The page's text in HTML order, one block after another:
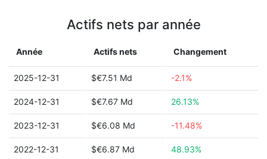
Actifs nets par année
Année Actifs nets Changement
2025-12-31 $€7.51 Md -2.1%
2024-12-31 $€7.67 Md 26.13%
2023-12-31 $€6.08 Md -11.48%
2022-12-31 $€6.87 Md 48.93%